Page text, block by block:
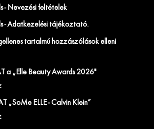
- Nevezési feltételek
- Adatkezelési tájékoztató.
tartalmú hozzászólások elleni
a „Elle Beauty Awards 2026"
„SoMe ELLE - Calvin Klein”